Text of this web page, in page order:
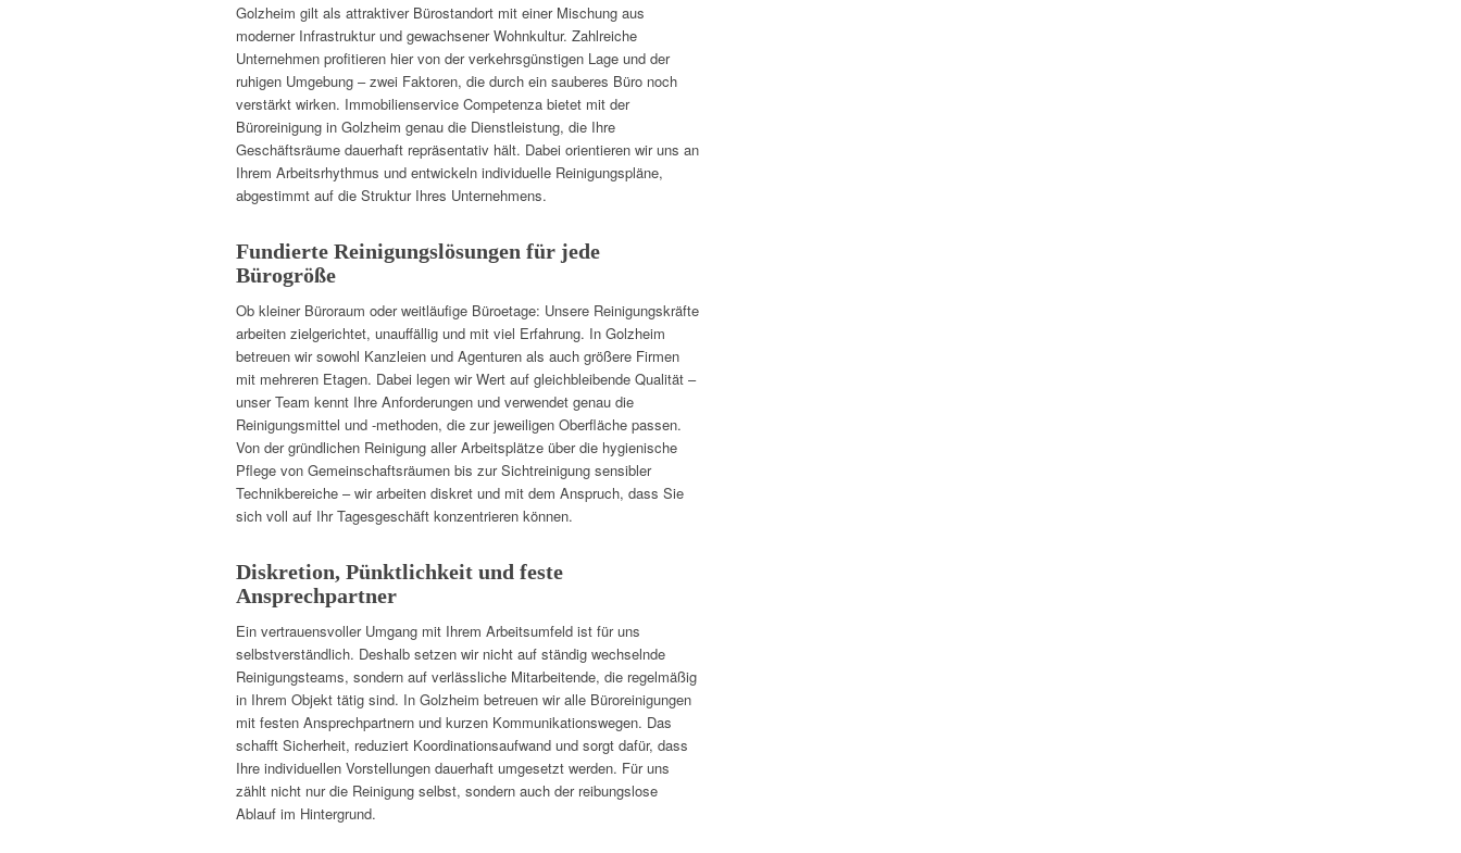
Golzheim gilt als attraktiver Bürostandort mit einer Mischung aus
moderner Infrastruktur und gewachsener Wohnkultur. Zahlreiche
Unternehmen profitieren hier von der verkehrsgünstigen Lage und der
ruhigen Umgebung – zwei Faktoren, die durch ein sauberes Büro noch
verstärkt wirken. Immobilienservice Competenza bietet mit der
Büroreinigung in Golzheim genau die Dienstleistung, die Ihre
Geschäftsräume dauerhaft repräsentativ hält. Dabei orientieren wir uns an
Ihrem Arbeitsrhythmus und entwickeln individuelle Reinigungspläne,
abgestimmt auf die Struktur Ihres Unternehmens.
Fundierte Reinigungslösungen für jede
Bürogröße
Ob kleiner Büroraum oder weitläufige Büroetage: Unsere Reinigungskräfte
arbeiten zielgerichtet, unauffällig und mit viel Erfahrung. In Golzheim
betreuen wir sowohl Kanzleien und Agenturen als auch größere Firmen
mit mehreren Etagen. Dabei legen wir Wert auf gleichbleibende Qualität –
unser Team kennt Ihre Anforderungen und verwendet genau die
Reinigungsmittel und -methoden, die zur jeweiligen Oberfläche passen.
Von der gründlichen Reinigung aller Arbeitsplätze über die hygienische
Pflege von Gemeinschaftsräumen bis zur Sichtreinigung sensibler
Technikbereiche – wir arbeiten diskret und mit dem Anspruch, dass Sie
sich voll auf Ihr Tagesgeschäft konzentrieren können.
Diskretion, Pünktlichkeit und feste
Ansprechpartner
Ein vertrauensvoller Umgang mit Ihrem Arbeitsumfeld ist für uns
selbstverständlich. Deshalb setzen wir nicht auf ständig wechselnde
Reinigungsteams, sondern auf verlässliche Mitarbeitende, die regelmäßig
in Ihrem Objekt tätig sind. In Golzheim betreuen wir alle Büroreinigungen
mit festen Ansprechpartnern und kurzen Kommunikationswegen. Das
schafft Sicherheit, reduziert Koordinationsaufwand und sorgt dafür, dass
Ihre individuellen Vorstellungen dauerhaft umgesetzt werden. Für uns
zählt nicht nur die Reinigung selbst, sondern auch der reibungslose
Ablauf im Hintergrund.